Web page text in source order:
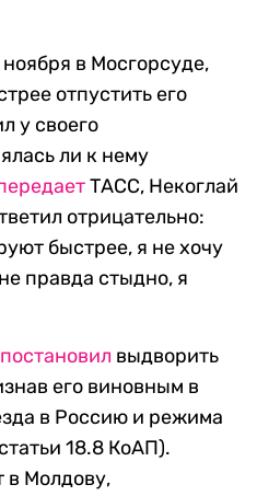
в Мосгорсуде,
отпустить его
у своего
ли к нему
ТАСС, Некоглай
отрицательно:
быстрее, я не хочу
правда стыдно, я
постановил выдворить
его виновным в
в Россию и режима
18.8 КоАП).
в Молдову,